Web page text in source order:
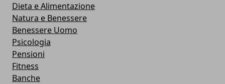
Dieta e Alimentazione
Natura e Benessere
Benessere Uomo
Psicologia
Pensioni
Fitness
Banche